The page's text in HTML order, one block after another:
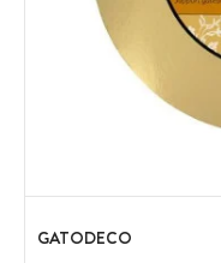
GATODECO